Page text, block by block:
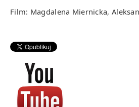
Film: Magdalena Miernicka,